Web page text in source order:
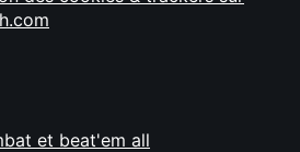
et beat'em all